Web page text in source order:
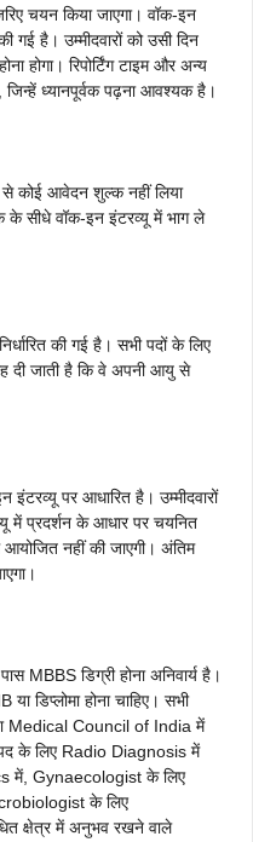
चयन किया जाएगा। वॉक-इन
गई है। उम्मीदवारों को उसी दिन
होगा। रिपोर्टिंग टाइम और अन्य
जिन्हें ध्यानपूर्वक पढ़ना आवश्यक है।
से कोई आवेदन शुल्क नहीं लिया
के सीधे वॉक-इन इंटरव्यू में भाग ले
की गई है। सभी पदों के लिए
दी जाती है कि वे अपनी आयु से
इंटरव्यू पर आधारित है। उम्मीदवारों
में प्रदर्शन के आधार पर चयनित
आयोजित नहीं की जाएगी। अंतिम
MBBS डिग्री होना अनिवार्य है।
डिप्लोमा होना चाहिए। सभी
Medical Council of India में
के लिए Radio Diagnosis में
में, Gynaecologist के लिए
के लिए
क्षेत्र में अनुभव रखने वाले